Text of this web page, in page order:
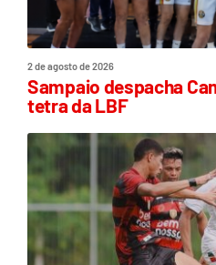
2 de agosto de 2026
Sampaio despacha
tetra da LBF